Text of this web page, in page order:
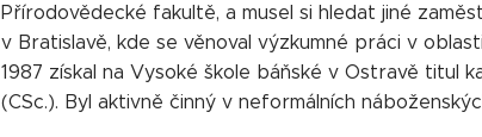
Přírodovědecké fakultě, a musel si hledat jiné
v Bratislavě, kde se věnoval výzkumné práci v
1987 získal na Vysoké škole báňské v Ostravě titul
(CSc.). Byl aktivně činný v neformálních